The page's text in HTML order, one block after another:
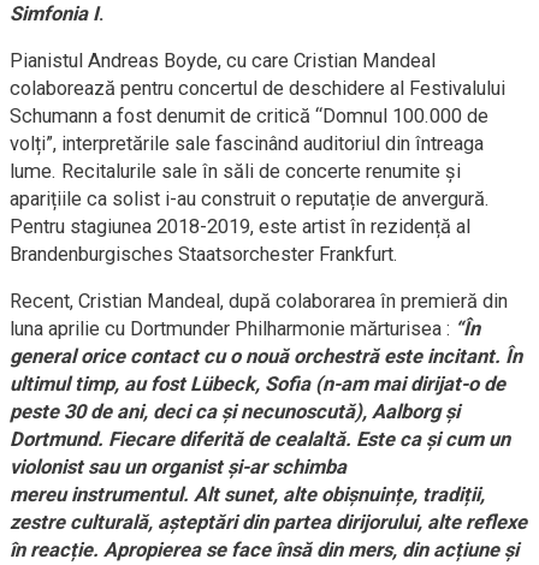
Simfonia I.
Pianistul Andreas Boyde, cu care Cristian Mandeal
colaborează pentru concertul de deschidere al Festivalului
Schumann a fost denumit de critică “Domnul 100.000 de
volți”, interpretările sale fascinând auditoriul din întreaga
lume. Recitalurile sale în săli de concerte renumite și
aparițiile ca solist i-au construit o reputație de anvergură.
Pentru stagiunea 2018-2019, este artist în rezidență al
Brandenburgisches Staatsorchester Frankfurt.
Recent, Cristian Mandeal, după colaborarea în premieră din
luna aprilie cu Dortmunder Philharmonie mărturisea : “În
general orice contact cu o nouă orchestră este incitant. În
ultimul timp, au fost Lübeck, Sofia (n-am mai dirijat-o de
peste 30 de ani, deci ca și necunoscută), Aalborg și
Dortmund. Fiecare diferită de cealaltă. Este ca și cum un
violonist sau un organist și-ar schimba
mereu instrumentul. Alt sunet, alte obișnuințe, tradiții,
zestre culturală, așteptări din partea dirijorului, alte reflexe
în reacție. Apropierea se face însă din mers, din acțiune și